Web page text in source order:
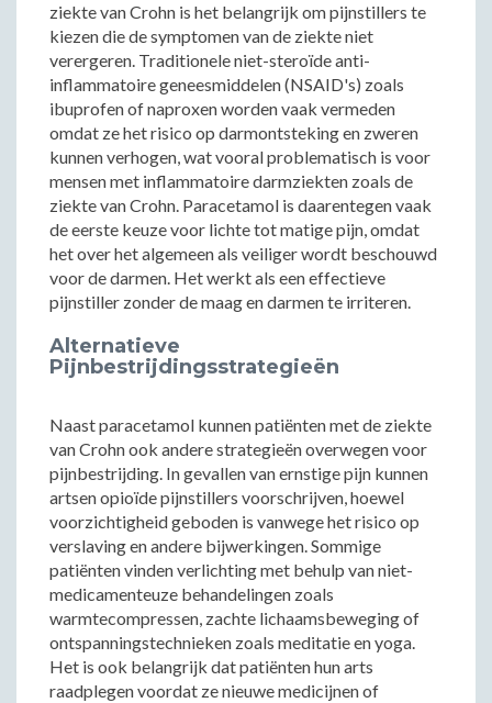
ziekte van Crohn is het belangrijk om pijnstillers te
kiezen die de symptomen van de ziekte niet
verergeren. Traditionele niet-steroïde anti-
inflammatoire geneesmiddelen (NSAID's) zoals
ibuprofen of naproxen worden vaak vermeden
omdat ze het risico op darmontsteking en zweren
kunnen verhogen, wat vooral problematisch is voor
mensen met inflammatoire darmziekten zoals de
ziekte van Crohn. Paracetamol is daarentegen vaak
de eerste keuze voor lichte tot matige pijn, omdat
het over het algemeen als veiliger wordt beschouwd
voor de darmen. Het werkt als een effectieve
pijnstiller zonder de maag en darmen te irriteren.
Alternatieve
Pijnbestrijdingsstrategieën
Naast paracetamol kunnen patiënten met de ziekte
van Crohn ook andere strategieën overwegen voor
pijnbestrijding. In gevallen van ernstige pijn kunnen
artsen opioïde pijnstillers voorschrijven, hoewel
voorzichtigheid geboden is vanwege het risico op
verslaving en andere bijwerkingen. Sommige
patiënten vinden verlichting met behulp van niet-
medicamenteuze behandelingen zoals
warmtecompressen, zachte lichaamsbeweging of
ontspanningstechnieken zoals meditatie en yoga.
Het is ook belangrijk dat patiënten hun arts
raadplegen voordat ze nieuwe medicijnen of